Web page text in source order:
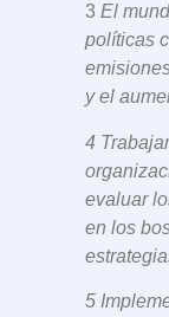
3 El
políticas
y el
4
evaluar
en los
5